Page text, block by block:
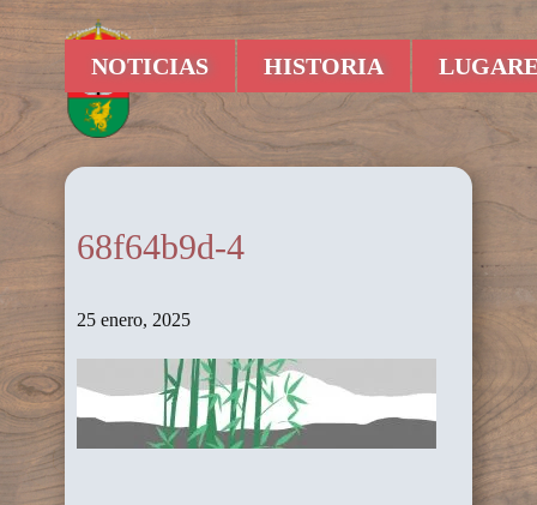
NOTICIAS HISTORIA
68f64b9d-4
25 enero, 2025